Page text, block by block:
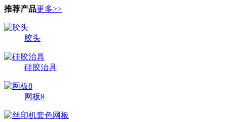
推荐产品更多>>
胶头
硅胶治具
网板8